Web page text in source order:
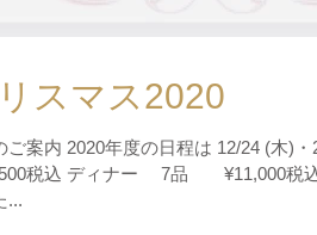
スマス2020
ご案内 2020年度の日程は 12/24 (木)
...